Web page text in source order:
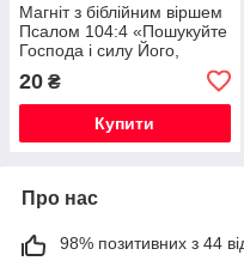
Магніт з біблійним віршем
Псалом 104:4 «Пошукуйте
Господа і силу Його,
завжди!»
20 ₴
Купити
Про нас
98% позитивних з 44